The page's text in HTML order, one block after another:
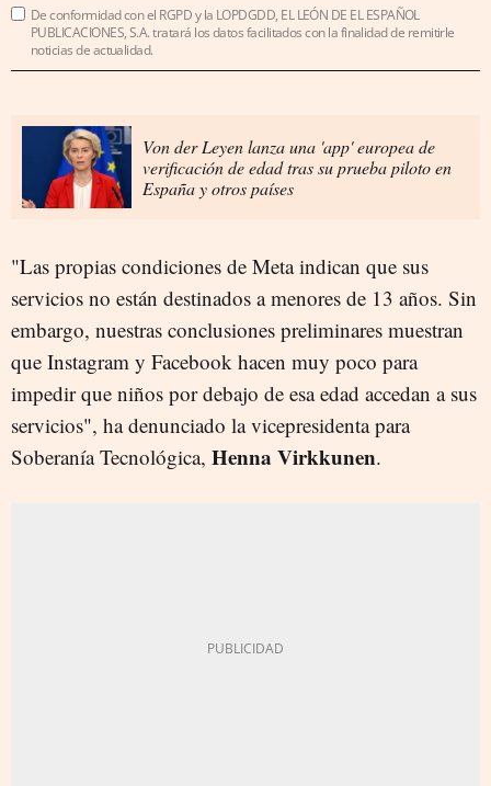
De conformidad con el RGPD y la LOPDGDD, EL LEÓN DE EL ESPAÑOL
PUBLICACIONES, S.A. tratará los datos facilitados con la finalidad de remitirle
noticias de actualidad.
Von der Leyen lanza una 'app' europea de
verificación de edad tras su prueba piloto en
España y otros países
"Las propias condiciones de Meta indican que sus
servicios no están destinados a menores de 13 años. Sin
embargo, nuestras conclusiones preliminares muestran
que Instagram y Facebook hacen muy poco para
impedir que niños por debajo de esa edad accedan a sus
servicios", ha denunciado la vicepresidenta para
Soberanía Tecnológica, Henna Virkkunen.